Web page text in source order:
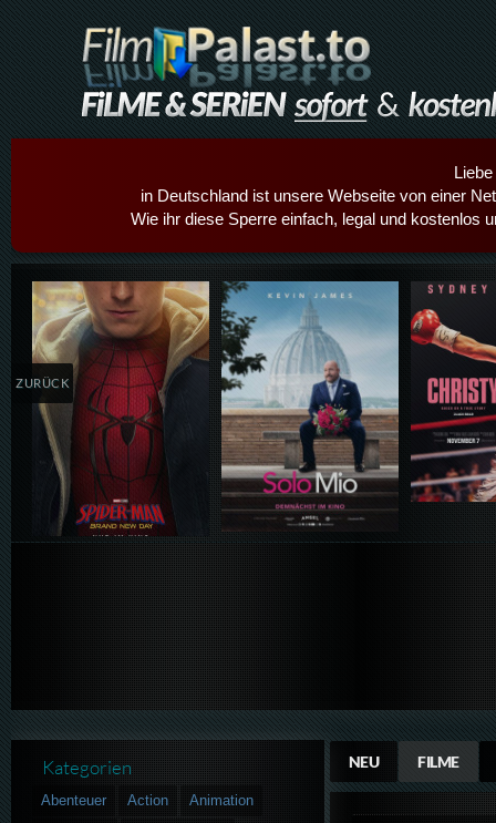
in Deutschland ist unsere Webseite von einer
Wie ihr diese Sperre einfach, legal und kostenlos
Details,Play Details,Play
ZURÜCK
NEU FILME
Kategorien
Abenteuer Action
Animation